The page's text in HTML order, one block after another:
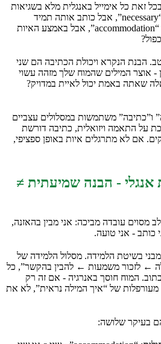
זאת כל אימייל באנגלית מלא בשגיאות
כתיב. אתה מכיר את המילה “necessary”, אבל כותב אותה תמיד
“neccessary”; אתה מבין את “accommodation”, אבל באמצע האיות
הבנת הנקרא ויכולת הכתיבה הם שני
- אוצר המילים שהמוח שלך מזהה עשוי
אבל אלה שאתה באמת יכול לאיית במדויק?
משתמשות במסלולים עצביים
על התאמה ויזואלית, כתיבה דורשת
אם לא מתרגלים איות באופן ספציפי,
אנגלי - הבנה שמיעתית ≠
מסוים עובדה מביכה: אני מבין בהאזנה,
כותב - אני טועה.
בשיטת הלמידה. מסלול הלמידה של
← לזכור משמעות ← להבין בהקשר”, כל
המוח חוסך באנרגיה - אם זה רק
של “איך המילה נראית”, לא את
בעיקר שלושה: